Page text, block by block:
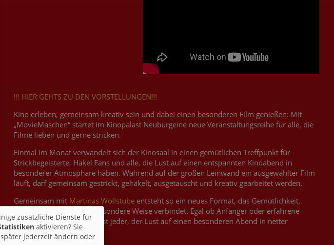
!!! HIER GEHTS ZU DEN VORSTELLUNGEN!!!
Kino erleben, gemeinsam kreativ sein und dabei einen besonderen Film genießen: Mit
„MovieMaschen“ startet im Kinopalast Neuburgeine neue Veranstaltungsreihe für alle, die
Filme lieben und gerne stricken.
Einmal im Monat verwandelt sich der Kinosaal in einen gemütlichen Treffpunkt für
Strickbegeisterte, Häkel Fans und alle, die Lust auf einen entspannten Kinoabend in
besonderer Atmosphäre haben. Während auf der großen Leinwand ein ausgewählter Film
läuft, darf gemeinsam gestrickt, gehäkelt, ausgetauscht und kreativ gearbeitet werden.
Gemeinsam mit Martinas Wollstube entsteht so ein neues Format, das Gemütlichkeit,
Kreativität und Kino auf besondere Weise verbindet. Egal ob Anfänger oder erfahrene
Strickprofis: Willkommen ist jeder, der Lust auf einen besonderen Abend in netter
Gemeinschaft hat.
zusätzliche Dienste für
aktivieren? Sie
jederzeit ändern oder